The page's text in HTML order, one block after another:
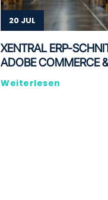
20 JUL
XENTRAL ERP-
ADOBE COMMERCE
Weiterlesen